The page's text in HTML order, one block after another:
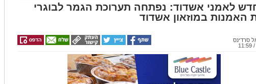
לאמני אשדוד: נפתחה תערוכת הגמר לבוגרי
האמנות במוזאון אשדוד
סרדינס